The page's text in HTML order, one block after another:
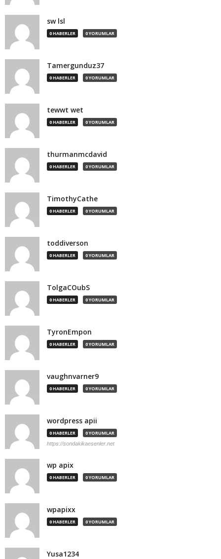
sw lsl
0 HABERLER 0 YORUMLAR
Tamergunduz37
0 HABERLER 0 YORUMLAR
tewwt wet
0 HABERLER 0 YORUMLAR
thurmanmcdavid
0 HABERLER 0 YORUMLAR
TimothyCathe
0 HABERLER 0 YORUMLAR
toddiverson
0 HABERLER 0 YORUMLAR
TolgaCOubS
0 HABERLER 0 YORUMLAR
TyronEmpon
0 HABERLER 0 YORUMLAR
vaughnvarner9
0 HABERLER 0 YORUMLAR
wordpress apii
0 HABERLER 0 YORUMLAR
https://sondakikaesenler.net
wp apix
0 HABERLER 0 YORUMLAR
wpapixx
0 HABERLER 0 YORUMLAR
Yusa1234